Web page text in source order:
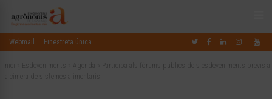
Webmail Finestreta única